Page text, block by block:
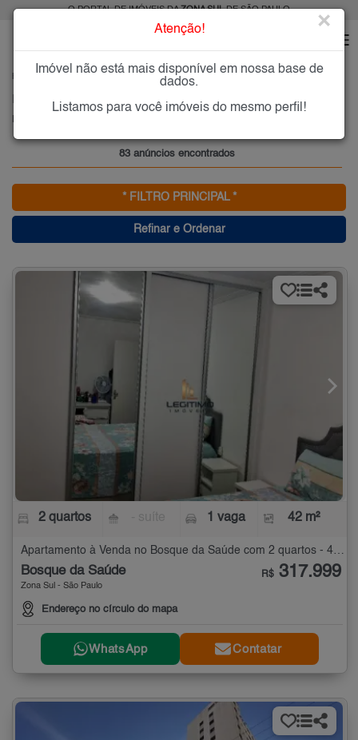
O PORTAL DE IMÓVEIS DAZONA SULDE SÃO PAULO
BOSQUE DA SAÚDE
Imóveis à Venda no Bosque da Saúde, Zona Sul de São Paulo
83 anúncios encontrados
* FILTRO PRINCIPAL *
Refinar e Ordenar
2 quartos 1 vaga 42 m²
Apartamento à Venda no Bosque da Saúde com 2 quartos - 42 m²
Bosque da Saúde
Zona Sul - São Paulo
Endereço no círculo do mapa
R$ 317.999
WhatsApp Contatar
Atenção! ×
Imóvel não está mais disponível em nossa base de
dados.
Listamos para você imóveis do mesmo perfil!